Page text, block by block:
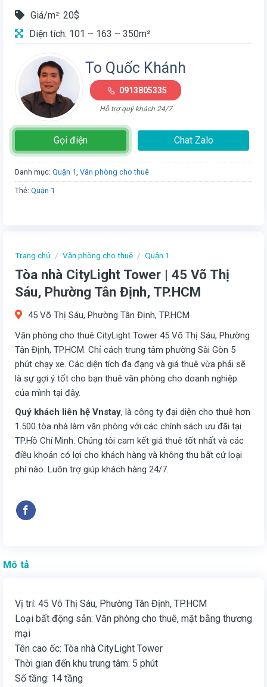
Trang chủ / Văn phòng cho thuê / Quận 1
Tòa nhà CityLight Tower | 45 Võ Thị
Sáu, Phường Tân Định, TP.HCM
45 Võ Thị Sáu, Phường Tân Định, TP.HCM
Văn phòng cho thuê CityLight Tower 45 Võ Thị Sáu, Phường
Tân Định, TP.HCM. Chỉ cách trung tâm phường Sài Gòn 5
phút chạy xe. Các diện tích đa đạng và giá thuê vừa phải sẽ
là sự gợi ý tốt cho bạn thuê văn phòng cho doanh nghiệp
của mình tại đây.
Quý khách liên hệ Vnstay, là công ty đại diện cho thuê hơn
1.500 tòa nhà làm văn phòng với các chính sách ưu đãi tại
TP.Hồ Chí Minh. Chúng tôi cam kết giá thuê tốt nhất và các
điều khoản có lợi cho khách hàng và không thu bất cứ loại
phí nào. Luôn trợ giúp khách hàng 24/7.
Giá/m²: 20$
Diện tích: 101 – 163 – 350m²
To Quốc Khánh
0913805335
Hỗ trợ quý khách 24/7
Gọi điện Chat Zalo
Danh mục: Quận 1, Văn phòng cho thuê
Thẻ: Quận 1
Mô tả
Vị trí: 45 Võ Thị Sáu, Phường Tân Định, TP.HCM
Loại bất động sản: Văn phòng cho thuê, mặt bằng thương
mại
Tên cao ốc: Tòa nhà CityLight Tower
Thời gian đến khu trung tâm: 5 phút
Số tầng: 14 tầng